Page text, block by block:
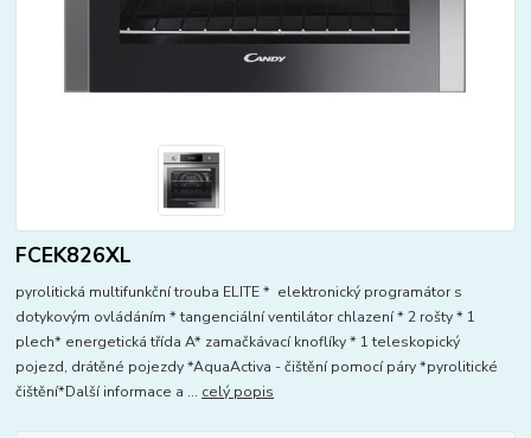
FCEK826XL
pyrolitická multifunkční trouba ELITE * elektronický programátor s
dotykovým ovládáním * tangenciální ventilátor chlazení * 2 rošty * 1
plech* energetická třída A* zamačkávací knoflíky * 1 teleskopický
pojezd, drátěné pojezdy *AquaActiva - čištění pomocí páry *pyrolitické
čištění*Další informace a ... celý popis